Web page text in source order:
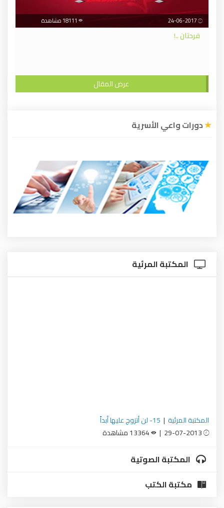
فرحتان ..!
عرض المقال
دورات واعي الأسرية
المكتبة المرئية
المكتبة المرئية | 15- لن أتزوج عليها أبداً
المكتبة الصوتية
مكتبة الكتب